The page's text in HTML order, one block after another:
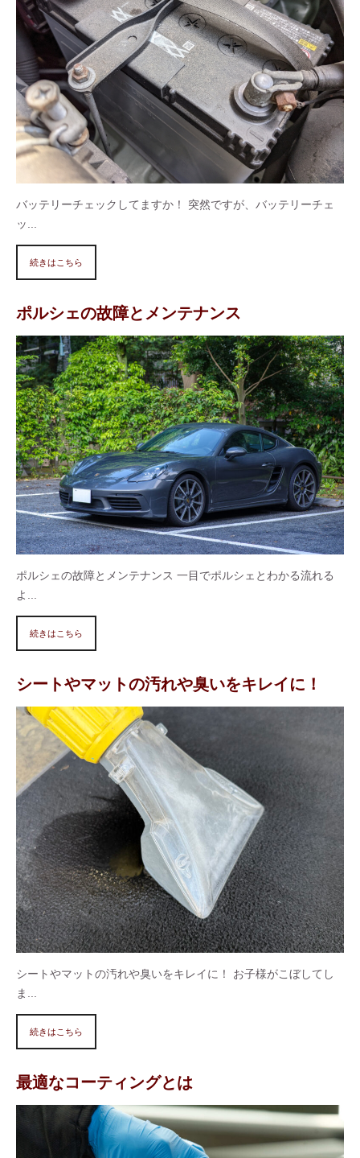
バッテリーチェックしてますか！ 突然ですが、バッテリーチェ
ッ...
続きはこちら
ポルシェの故障とメンテナンス
ポルシェの故障とメンテナンス 一目でポルシェとわかる流れる
よ...
続きはこちら
シートやマットの汚れや臭いをキレイに！
シートやマットの汚れや臭いをキレイに！ お子様がこぼしてし
ま...
続きはこちら
最適なコーティングとは